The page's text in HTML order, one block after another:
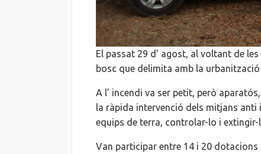
El passat 29 d’ agost, al voltant de les
bosc que delimita amb la urbanització
A l’ incendi va ser petit, però
la ràpida intervenció dels mitjans anti
equips de terra, controlar-lo i
Van participar entre 14 i 20 dotacions